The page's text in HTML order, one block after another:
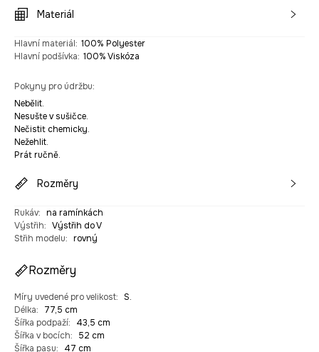
Materiál
Hlavní materiál: 100% Polyester
Hlavní podšívka: 100% Viskóza
Pokyny pro údržbu:
Nebělit.
Nesušte v sušičce.
Nečistit chemicky.
Nežehlit.
Prát ručně.
Rozměry
Rukáv: na ramínkách
Výstřih: Výstřih do V
Střih modelu: rovný
Rozměry
Míry uvedené pro velikost: S.
Délka:
77,5 cm
Šířka podpaží:
43,5 cm
Šířka v bocích:
52 cm
Šířka pasu: 47 cm